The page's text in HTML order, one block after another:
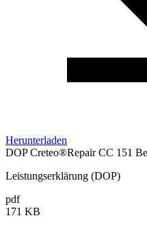
Herunterladen
DOP Creteo®Repair CC 151
Leistungserklärung (DOP)
pdf
171 KB